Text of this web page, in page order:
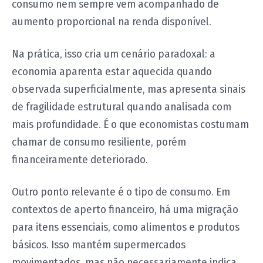
consumo nem sempre vem acompanhado de
aumento proporcional na renda disponível.
Na prática, isso cria um cenário paradoxal: a
economia aparenta estar aquecida quando
observada superficialmente, mas apresenta sinais
de fragilidade estrutural quando analisada com
mais profundidade. É o que economistas costumam
chamar de consumo resiliente, porém
financeiramente deteriorado.
Outro ponto relevante é o tipo de consumo. Em
contextos de aperto financeiro, há uma migração
para itens essenciais, como alimentos e produtos
básicos. Isso mantém supermercados